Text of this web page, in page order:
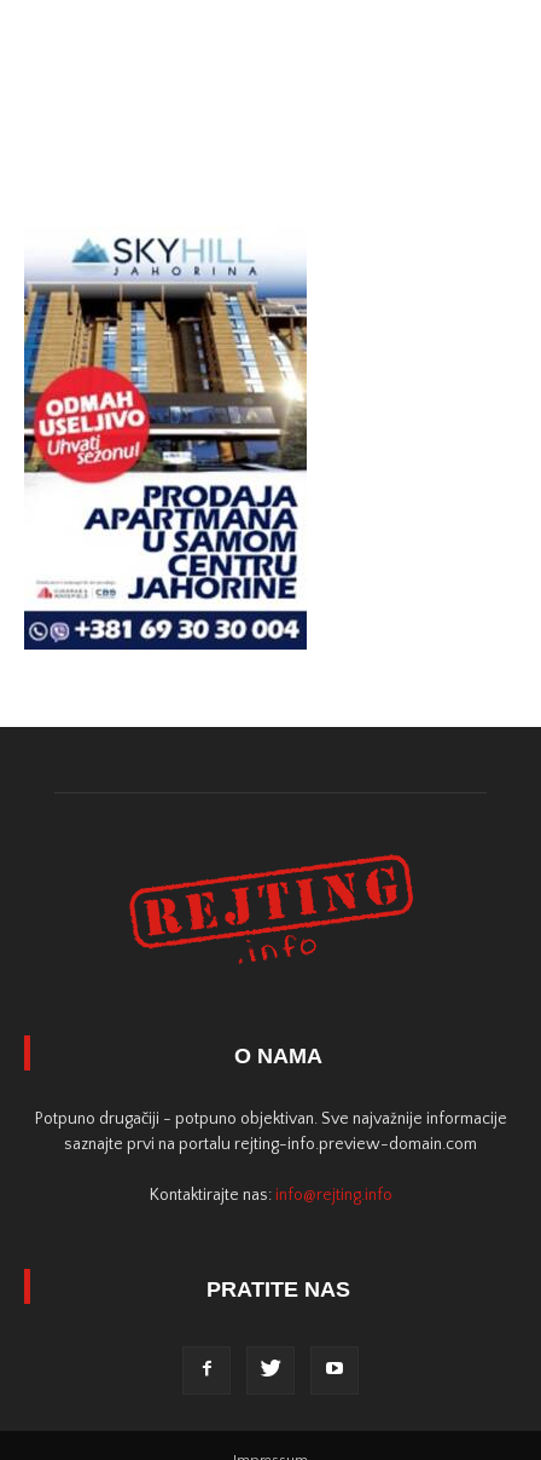
O NAMA
Potpuno drugačiji - potpuno objektivan. Sve najvažnije informacije
saznajte prvi na portalu rejting-info.preview-domain.com
Kontaktirajte nas: info@rejting.info
PRATITE NAS